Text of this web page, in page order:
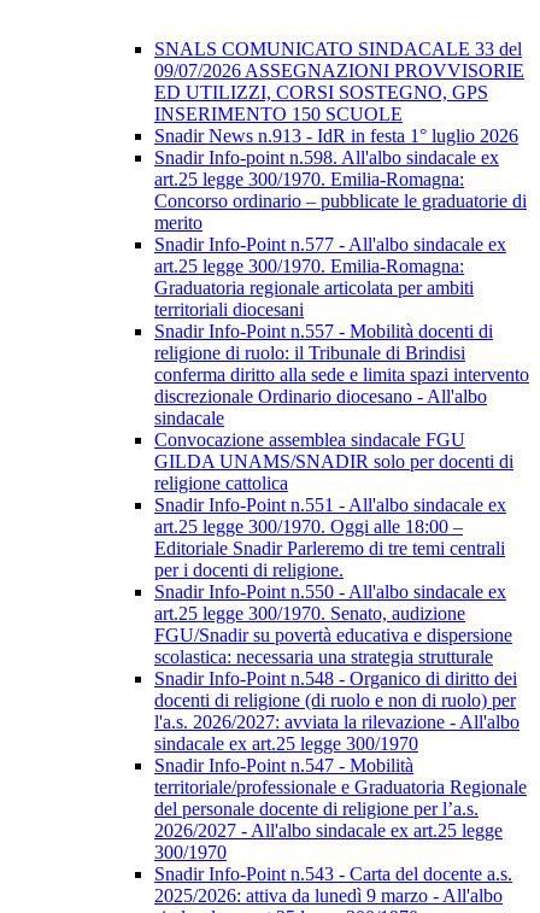
SNALS COMUNICATO SINDACALE 33 del
09/07/2026 ASSEGNAZIONI PROVVISORIE
ED UTILIZZI, CORSI SOSTEGNO, GPS
INSERIMENTO 150 SCUOLE
Snadir News n.913 - IdR in festa 1° luglio 2026
Snadir Info-point n.598. All'albo sindacale ex
art.25 legge 300/1970. Emilia-Romagna:
Concorso ordinario – pubblicate le graduatorie di
merito
Snadir Info-Point n.577 - All'albo sindacale ex
art.25 legge 300/1970. Emilia-Romagna:
Graduatoria regionale articolata per ambiti
territoriali diocesani
Snadir Info-Point n.557 - Mobilità docenti di
religione di ruolo: il Tribunale di Brindisi
conferma diritto alla sede e limita spazi intervento
discrezionale Ordinario diocesano - All'albo
sindacale
Convocazione assemblea sindacale FGU
GILDA UNAMS/SNADIR solo per docenti di
religione cattolica
Snadir Info-Point n.551 - All'albo sindacale ex
art.25 legge 300/1970. Oggi alle 18:00 –
Editoriale Snadir Parleremo di tre temi centrali
per i docenti di religione.
Snadir Info-Point n.550 - All'albo sindacale ex
art.25 legge 300/1970. Senato, audizione
FGU/Snadir su povertà educativa e dispersione
scolastica: necessaria una strategia strutturale
Snadir Info-Point n.548 - Organico di diritto dei
docenti di religione (di ruolo e non di ruolo) per
l'a.s. 2026/2027: avviata la rilevazione - All'albo
sindacale ex art.25 legge 300/1970
Snadir Info-Point n.547 - Mobilità
territoriale/professionale e Graduatoria Regionale
del personale docente di religione per l’a.s.
2026/2027 - All'albo sindacale ex art.25 legge
300/1970
Snadir Info-Point n.543 - Carta del docente a.s.
2025/2026: attiva da lunedì 9 marzo - All'albo